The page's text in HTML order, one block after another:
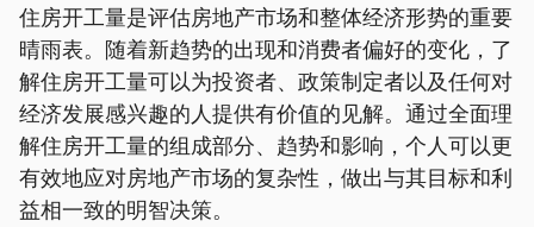
住房开工量是评估房地产市场和整体经济形势的重要
晴雨表。随着新趋势的出现和消费者偏好的变化，了
解住房开工量可以为投资者、政策制定者以及任何对
经济发展感兴趣的人提供有价值的见解。通过全面理
解住房开工量的组成部分、趋势和影响，个人可以更
有效地应对房地产市场的复杂性，做出与其目标和利
益相一致的明智决策。